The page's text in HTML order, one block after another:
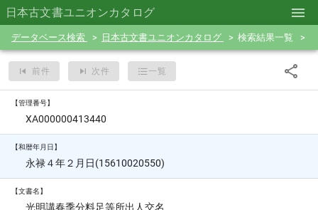
日本古文書ユニオンカタログ
データベース検索 日本古文書ユニオンカタログ 検索結果一覧
前件 次件 一覧
【管理番号】
XA000000413440
【和暦年月日】
永禄４年２月日(15610020550)
【文書名】
光明講春季分料足等所出人交名